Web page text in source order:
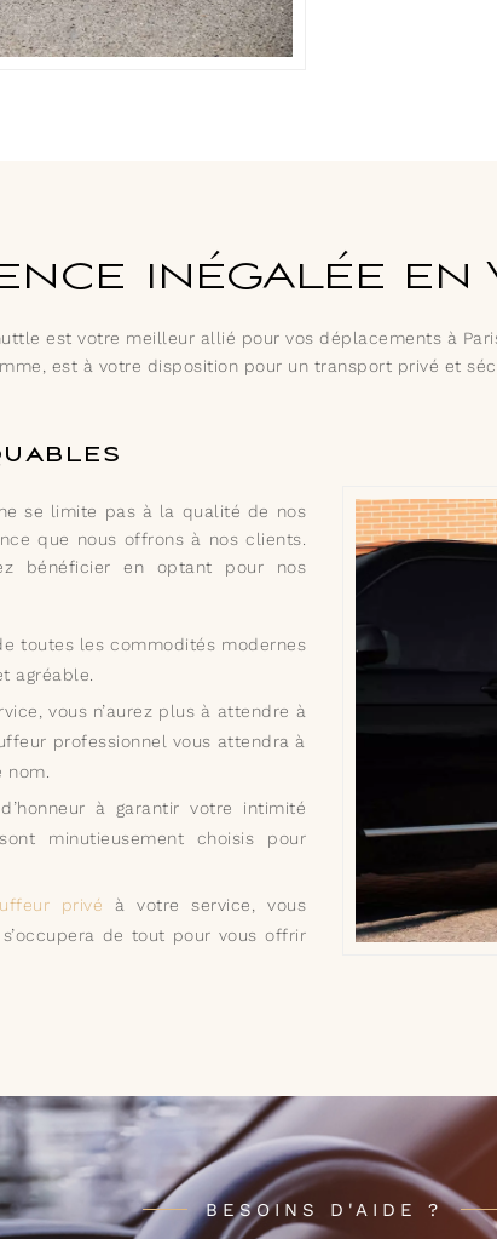
inégalée en
est votre meilleur allié pour vos déplacements à
est à votre disposition pour un transport privé et
ne se limite pas à la qualité de nos
que nous offrons à nos clients.
bénéficier en optant pour nos
toutes les commodités modernes
agréable.
vous n’aurez plus à attendre à
professionnel vous attendra à
à garantir votre intimité
minutieusement choisis pour
privé à votre service, vous
de tout pour vous offrir
BESOINS D'AIDE ?